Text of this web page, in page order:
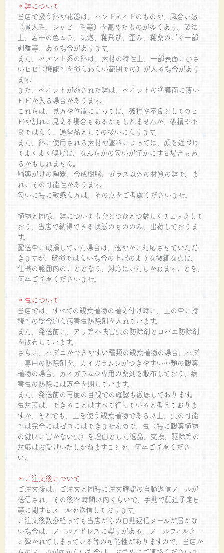
＊鉢について
当店で扱う鉢や花器は、ハンドメイドのものや、風合い感
（貫入系、シャビー系等）を高めたものが多くあり、製法
上、若干の色ムラ、気泡、釉飛び、歪み、釉薬のごく一部
剥離等、ある場合があります。
また、セメント系の鉢は、素材の特性上、一部表面に小さ
いヒビ（機能性を損なわない範囲での）が入る場合があり
ます。
また、ペイントが施された鉢は、ペイントの塗膜面に薄い
ヒビが入る場合があります。
これらは、見方や位置によっては、破損や不良としてのヒ
ビや割れに見える場合もあるかもしれませんが、破損や不
良ではなく、通常品としての扱いになります。
また、鉢に使用される素材や塗料によっては、顔を近づけ
てよくよく嗅げば、なんらかの匂いが僅かにする場合もあ
るかもしれません。
釉薬がけの陶器、合成樹脂、ガラス以外の材質の鉢で、ま
れにその可能性があります。
匂いに特に敏感な方は、その点をご考慮くださいませ。
植物と同様、鉢についてもひとつひとつ厳しくチェックして
おり、当店で納得できる状態のもののみ、出荷しておりま
す。
配送中に破損していた場合は、速やかに対応させていただ
きますが、破損ではない場合の上記のような微細な点は、
仕様の範囲内のこととなり、対応はいたしかねますことを、
何卒ご了承くださいませ。
＊虫について
当店では、すべての観葉植物の植え付け時に、土の中に持
続性の総合的な病害虫防除剤を入れています。
また、発送前に、アリ等不快害虫の防除剤とコバエ防除剤
を散布しています。
さらに、ハダニがつきやすい種類の観葉植物の場合、ハダ
ニ専用の防除剤を、カイガラムシがつきやすい種類の観葉
植物の場合、カイガラムシ専用の薬剤を散布しており、病
害虫の防除には万全を期しています。
また、発送前の再度の目視での確認も徹底しております。
虫対策は、できることはすべて行っていると考えておりま
すが、それでも、土を使う観葉植物である以上、虫の可能
性は完全にはゼロにはできませんので、虫（特に観葉植物
の健康に害がない虫）を理由とした返品、交換、駆除等の
対応はお受けいたしかねますことを、何卒ご了承くださ
い。
＊ご注文後について
ご注文後は、ご注文と同時に注文確認の自動返信メールが
送信され、その後24時間以内くらいで、手動で配達予定日
等に関するメールを送信しております。
ご注文後数分経っても当店からの自動返信メールが届かな
い場合は、メールアドレスに誤りがある、メールフィルター
に弾かれてしまっている等の可能性がありますので、当店か